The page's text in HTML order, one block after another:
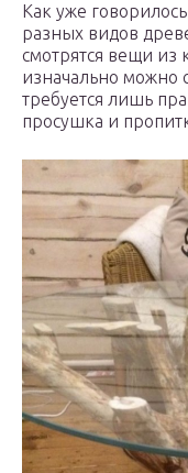
Как уже
разных видов
смотрятся вещи из
изначально можно
требуется лишь
просушка и